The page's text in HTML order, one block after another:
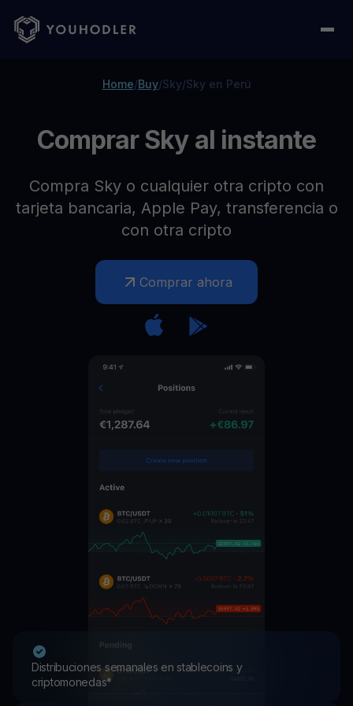
Home/Buy/Sky/Sky en Perú
Comprar Sky al instante
Compra Sky o cualquier otra cripto con
tarjeta bancaria, Apple Pay, transferencia o
con otra cripto
Comprar ahora
Distribuciones semanales en stablecoins y
criptomonedas*